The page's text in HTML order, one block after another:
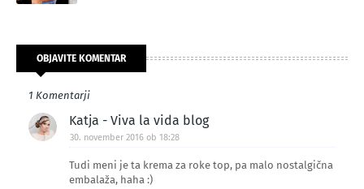
OBJAVITE KOMENTAR
1 Komentarji
Katja - Viva la vida blog
30. november 2016 ob 18:28
Tudi meni je ta krema za roke top, pa malo nostalgična
embalaža, haha :)